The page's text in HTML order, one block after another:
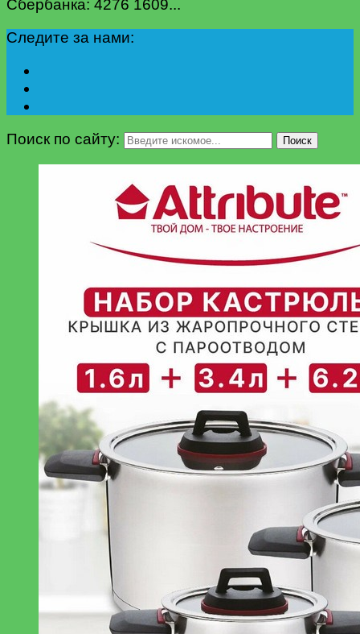
Сбербанка: 4276 1609...
Следите за нами:
Поиск по сайту: Поиск